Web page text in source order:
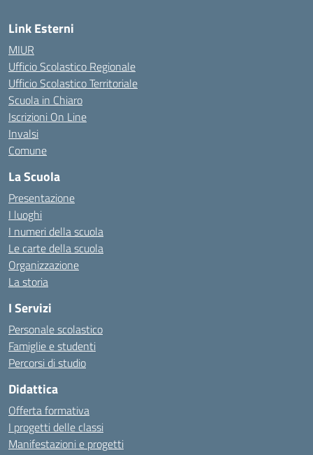
Link Esterni
MIUR
Ufficio Scolastico Regionale
Ufficio Scolastico Territoriale
Scuola in Chiaro
Iscrizioni On Line
Invalsi
Comune
La Scuola
Presentazione
I luoghi
I numeri della scuola
Le carte della scuola
Organizzazione
La storia
I Servizi
Personale scolastico
Famiglie e studenti
Percorsi di studio
Didattica
Offerta formativa
I progetti delle classi
Manifestazioni e progetti